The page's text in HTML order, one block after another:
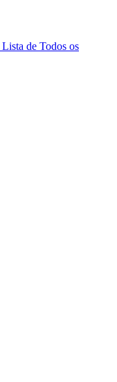
Lista de Todos os